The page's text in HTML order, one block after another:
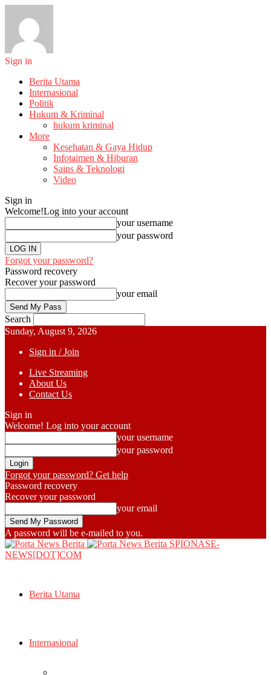
Sign in
Berita Utama
Internasional
Politik
Hukum & Kriminal
hukum kriminal
More
Kesehatan & Gaya Hidup
Infotaimen & Hiburan
Sains & Teknologi
Video
Sign in
Welcome!Log into your account
your username
your password
Forgot your password?
Password recovery
Recover your password
your email
Search
Sunday, August 9, 2026
Sign in / Join
Live Streaming
About Us
Contact Us
Sign in
Welcome! Log into your account
your username
your password
Forgot your password? Get help
Password recovery
Recover your password
your email
A password will be e-mailed to you.
SPIONASE-
NEWS[DOT]COM
Berita Utama
Internasional